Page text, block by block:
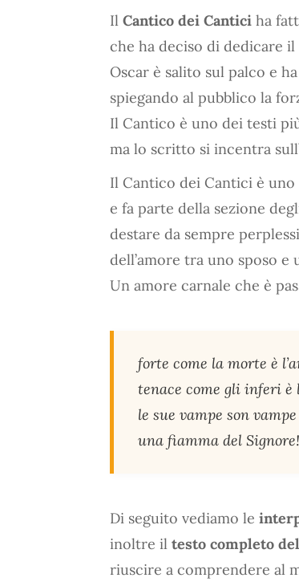
Il Cantico dei Cantici ha
che ha deciso di dedicare il
Oscar è salito sul palco e
spiegando al pubblico la
Il Cantico è uno dei testi
ma lo scritto si incentra
Il Cantico dei Cantici è
e fa parte della sezione
destare da sempre
dell’amore tra uno sposo
Un amore carnale che è
forte come la morte è
tenace come gli inferi è
le sue vampe son
una fiamma del Signore!
Di seguito vediamo le
inoltre il testo completo
riuscire a comprendere al